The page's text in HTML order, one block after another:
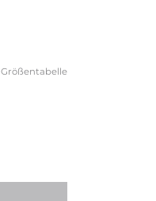
Größentabelle